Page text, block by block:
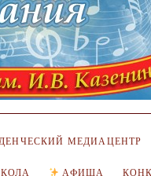
МЕДИАЦЕНТР
АФИША